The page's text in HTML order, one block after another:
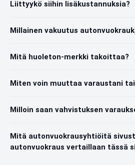
Liittyykö siihin lisäkustannuksia?
Millainen vakuutus
Mitä huoleton-merkki takoittaa?
Miten voin muuttaa varaustani tai
Milloin saan vahvistuksen
Mitä autonvuokrausyhtiöitä
autonvuokraus vertaillaan tässä